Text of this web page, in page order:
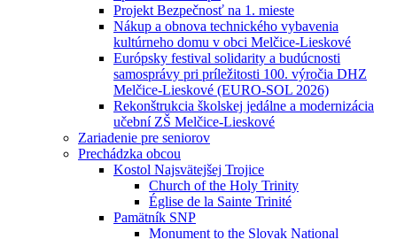
Projekt Bezpečnosť na 1. mieste
Nákup a obnova technického vybavenia
kultúrneho domu v obci Melčice-Lieskové
Európsky festival solidarity a budúcnosti
samosprávy pri príležitosti 100. výročia DHZ
Melčice-Lieskové (EURO-SOL 2026)
Rekonštrukcia školskej jedálne a modernizácia
učební ZŠ Melčice-Lieskové
Zariadenie pre seniorov
Prechádzka obcou
Kostol Najsvätejšej Trojice
Church of the Holy Trinity
Église de la Sainte Trinité
Pamätník SNP
Monument to the Slovak National